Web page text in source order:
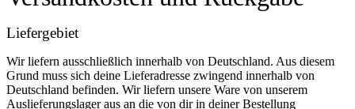
Liefergebiet
Wir liefern ausschließlich innerhalb von Deutschland. Aus diesem
Grund muss sich deine Lieferadresse zwingend innerhalb von
Deutschland befinden. Wir liefern unsere Ware von unserem
Auslieferungslager aus an die von dir in deiner Bestellung